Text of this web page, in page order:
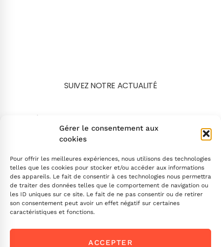
Gérer le consentement aux
cookies
Pour offrir les meilleures expériences, nous utilisons des technologies
telles que les cookies pour stocker et/ou accéder aux informations
des appareils. Le fait de consentir à ces technologies nous permettra
de traiter des données telles que le comportement de navigation ou
les ID uniques sur ce site. Le fait de ne pas consentir ou de retirer
son consentement peut avoir un effet négatif sur certaines
caractéristiques et fonctions.
ACCEPTER
SUIVEZ NOTRE ACTUALITÉ
Search
INSCRIVEZ-VOUS